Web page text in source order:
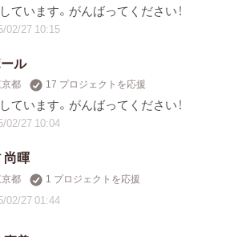
ています。がんばってください！
02/27 10:15
ル
都 17 プロジェクトを応援
ています。がんばってください！
02/27 10:04
尚暉
都 1 プロジェクトを応援
02/27 01:44